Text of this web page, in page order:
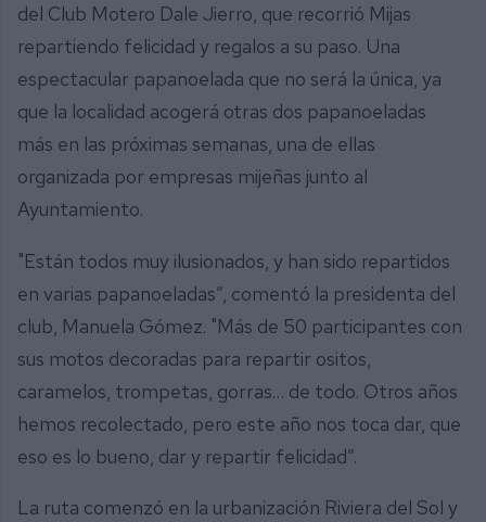
del Club Motero Dale Jierro, que recorrió Mijas
repartiendo felicidad y regalos a su paso. Una
espectacular papanoelada que no será la única, ya
que la localidad acogerá otras dos papanoeladas
más en las próximas semanas, una de ellas
organizada por empresas mijeñas junto al
Ayuntamiento.
"Están todos muy ilusionados, y han sido repartidos
en varias papanoeladas”, comentó la presidenta del
club, Manuela Gómez. "Más de 50 participantes con
sus motos decoradas para repartir ositos,
caramelos, trompetas, gorras… de todo. Otros años
hemos recolectado, pero este año nos toca dar, que
eso es lo bueno, dar y repartir felicidad”.
La ruta comenzó en la urbanización Riviera del Sol y